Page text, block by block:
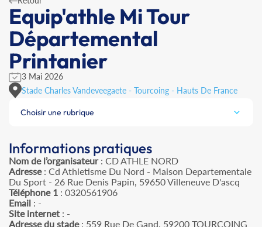
Equip'athle Mi Tour
Départemental
Printanier
3 Mai 2026
Stade Charles Vandeveegaete - Tourcoing - Hauts De France
Choisir une rubrique
Informations pratiques
Nom de l’organisateur: CD ATHLE NORD
Adresse: Cd Athletisme Du Nord - Maison Departementale
Du Sport - 26 Rue Denis Papin, 59650 Villeneuve D'ascq
Téléphone 1 : 0320561906
Email : -
Site internet : -
Adresse du stade: 559 Rue De Gand, 59200 TOURCOING